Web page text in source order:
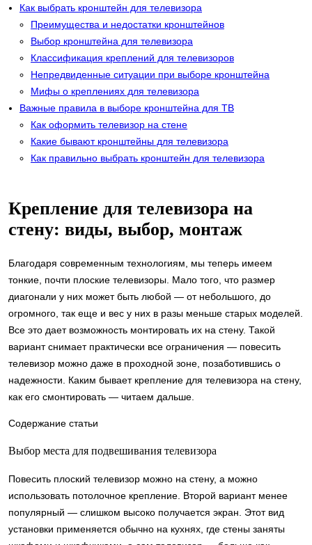
Как выбрать кронштейн для телевизора
Преимущества и недостатки кронштейнов
Выбор кронштейна для телевизора
Классификация креплений для телевизоров
Непредвиденные ситуации при выборе кронштейна
Мифы о креплениях для телевизора
Важные правила в выборе кронштейна для ТВ
Как оформить телевизор на стене
Какие бывают кронштейны для телевизора
Как правильно выбрать кронштейн для телевизора
Крепление для телевизора на
стену: виды, выбор, монтаж
Благодаря современным технологиям, мы теперь имеем
тонкие, почти плоские телевизоры. Мало того, что размер
диагонали у них может быть любой — от небольшого, до
огромного, так еще и вес у них в разы меньше старых моделей.
Все это дает возможность монтировать их на стену. Такой
вариант снимает практически все ограничения — повесить
телевизор можно даже в проходной зоне, позаботившись о
надежности. Каким бывает крепление для телевизора на стену,
как его смонтировать — читаем дальше.
Содержание статьи
Выбор места для подвешивания телевизора
Повесить плоский телевизор можно на стену, а можно
использовать потолочное крепление. Второй вариант менее
популярный — слишком высоко получается экран. Этот вид
установки применяется обычно на кухнях, где стены заняты